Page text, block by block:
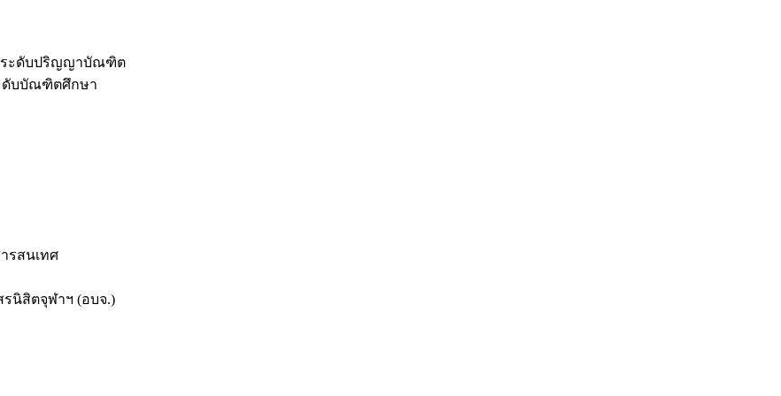
ระดับปริญญาบัณฑิต
ดับบัณฑิตศึกษา
รสนเทศ
นิสิตจุฬาฯ (อบจ.)